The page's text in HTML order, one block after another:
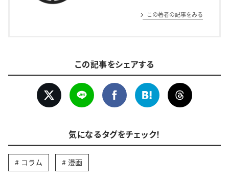
この著者の記事をみる
この記事をシェアする
気になるタグをチェック！
コラム 漫画